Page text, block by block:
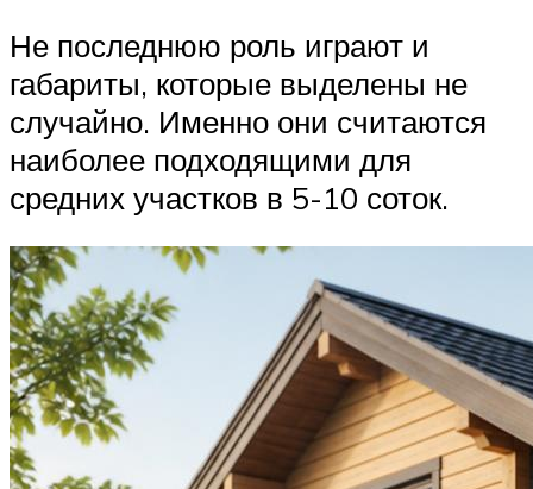
Не последнюю роль играют и
габариты, которые выделены не
случайно. Именно они считаются
наиболее подходящими для
средних участков в 5-10 соток.